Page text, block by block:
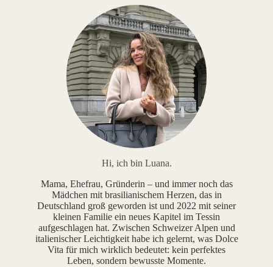
Hi, ich bin Luana.
Mama, Ehefrau, Gründerin – und immer noch das
Mädchen mit brasilianischem Herzen, das in
Deutschland groß geworden ist und 2022 mit seiner
kleinen Familie ein neues Kapitel im Tessin
aufgeschlagen hat. Zwischen Schweizer Alpen und
italienischer Leichtigkeit habe ich gelernt, was Dolce
Vita für mich wirklich bedeutet: kein perfektes
Leben, sondern bewusste Momente.